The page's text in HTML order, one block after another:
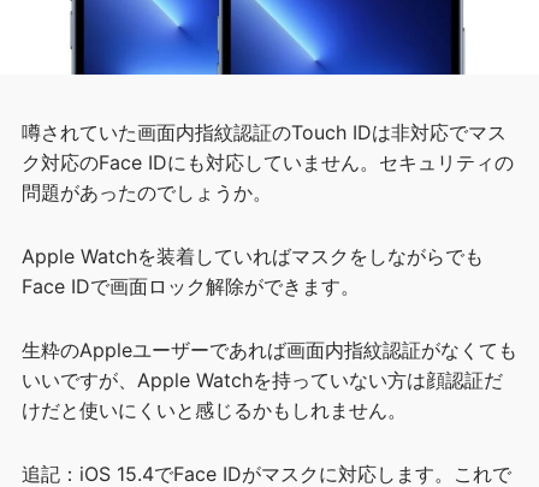
噂されていた画面内指紋認証のTouch IDは非対応でマス
ク対応のFace IDにも対応していません。セキュリティの
問題があったのでしょうか。
Apple Watchを装着していればマスクをしながらでも
Face IDで画面ロック解除ができます。
生粋のAppleユーザーであれば画面内指紋認証がなくても
いいですが、Apple Watchを持っていない方は顔認証だ
けだと使いにくいと感じるかもしれません。
追記：iOS 15.4でFace IDがマスクに対応します。これで